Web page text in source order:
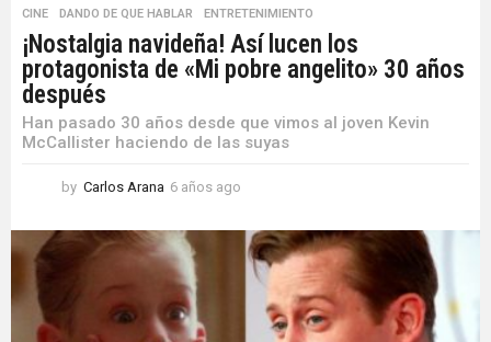
CINE ,DANDO DE QUE HABLAR ,ENTRETENIMIENTO
¡Nostalgia navideña! Así lucen los
protagonista de «Mi pobre angelito» 30 años
después
Han pasado 30 años desde que vimos al joven Kevin
McCallister haciendo de las suyas
by Carlos Arana 6 años ago
ñ
o